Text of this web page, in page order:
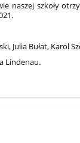
naszej szkoły
Julia Bułat, Karol
Lindenau.